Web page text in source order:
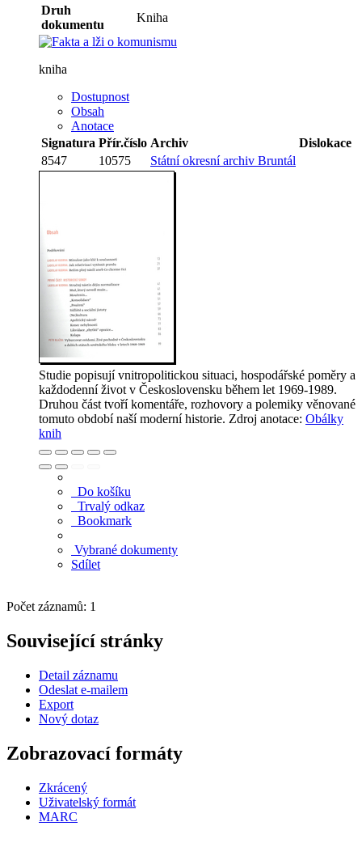
Druh
dokumentu
Kniha
kniha
Dostupnost
Obsah
Anotace
Signatura Přír.číslo Archiv
Dislokace
8547
10575 Státní okresní archiv Bruntál
Studie popisují vnitropolitickou situaci, hospodářské poměry a
každodenní život v Československu během let 1969-1989.
Druhou část tvoří komentáře, rozhovory a polemiky věnované
tomuto období naší moderní historie. Zdroj anotace: Obálky
knih
Do košíku
Trvalý odkaz
Bookmark
Vybrané dokumenty
Sdílet
Počet záznamů: 1
Související stránky
Detail záznamu
Odeslat e-mailem
Export
Nový dotaz
Zobrazovací formáty
Zkrácený
Uživatelský formát
MARC